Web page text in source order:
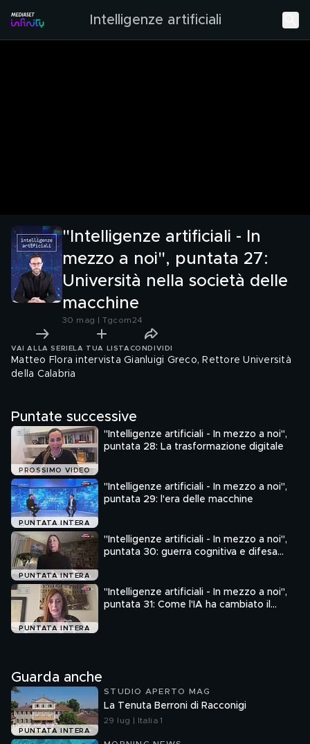
Intelligenze artificiali
"Intelligenze artificiali - In
mezzo a noi", puntata 27:
Università nella società delle
macchine
30 mag | Tgcom24
VAI ALLA SERIE LA TUA LISTA CONDIVIDI
Matteo Flora intervista Gianluigi Greco, Rettore Università
della Calabria
Puntate successive
PROSSIMO VIDEO
"Intelligenze artificiali - In mezzo a noi",
puntata 28: La trasformazione digitale
PUNTATA INTERA
"Intelligenze artificiali - In mezzo a noi",
puntata 29: l'era delle macchine
PUNTATA INTERA
"Intelligenze artificiali - In mezzo a noi",
puntata 30: guerra cognitiva e difesa
PUNTATA INTERA
"Intelligenze artificiali - In mezzo a noi",
puntata 31: Come l'IA ha cambiato il
Guarda anche
PUNTATA INTERA
STUDIO APERTO MAG
La Tenuta Berroni di Racconigi
29 lug | Italia 1